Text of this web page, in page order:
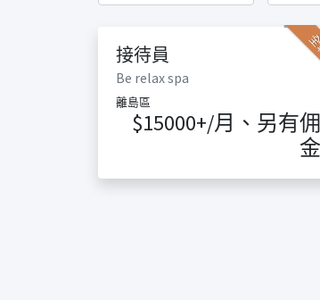
接待員
Be relax spa
離島區
$15000+/月、另有佣
金